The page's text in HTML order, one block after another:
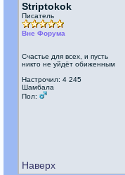
Striptokok
Писатель
Вне Форума
Счастье для всех, и пусть
никто не уйдёт обиженным
Настрочил: 4 245
Шамбала
Пол:
Наверх